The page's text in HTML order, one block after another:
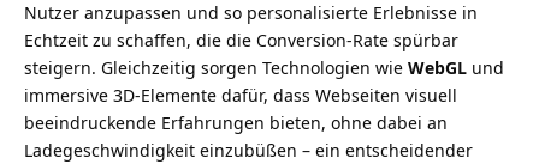
Nutzer anzupassen und so personalisierte Erlebnisse in
Echtzeit zu schaffen, die die Conversion-Rate spürbar
steigern. Gleichzeitig sorgen Technologien wie WebGL und
immersive 3D-Elemente dafür, dass Webseiten visuell
beeindruckende Erfahrungen bieten, ohne dabei an
Ladegeschwindigkeit einzubüßen – ein entscheidender